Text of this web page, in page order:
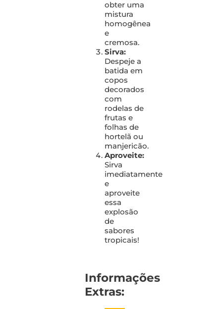
obter uma
mistura
homogênea
e
cremosa.
Sirva:
Despeje a
batida em
copos
decorados
com
rodelas de
frutas e
folhas de
hortelã ou
manjericão.
Aproveite:
Sirva
imediatamente
e
aproveite
essa
explosão
de
sabores
tropicais!
Informações
Extras: